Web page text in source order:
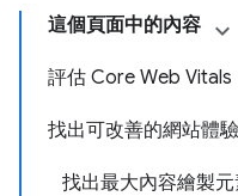
這個頁面中的內容
評估 Core Web Vitals
找出可改善的網站體
找出最大內容繪製